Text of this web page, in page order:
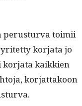
perus­tur­va toimii
kor­ja­ta jo
kor­ja­ta kaikkien
kor­jat­takoon